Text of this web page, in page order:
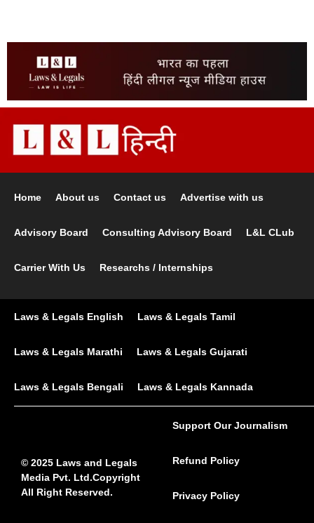
Home About us Contact us Advertise with us
Advisory Board Consulting Advisory Board L&L CLub
Carrier With Us Researchs / Internships
Laws & Legals English Laws & Legals Tamil
Laws & Legals Marathi Laws & Legals Gujarati
Laws & Legals Bengali Laws & Legals Kannada
© 2025 Laws and Legals
Media Pvt. Ltd.Copyright
All Right Reserved.
Support Our Journalism
Refund Policy
Privacy Policy